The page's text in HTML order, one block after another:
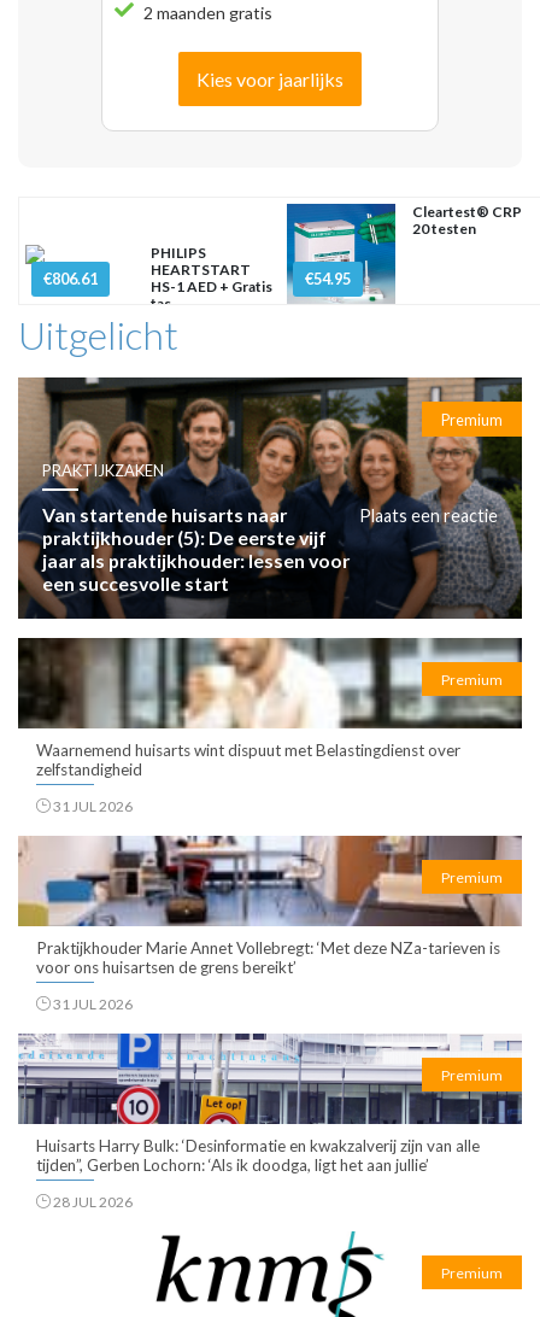
2 maanden gratis
Kies voor jaarlijks
€806.61
PHILIPS
HEARTSTART
HS-1 AED + Gratis
tas
€54.95
Cleartest® CRP
20 testen
Uitgelicht
Premium
PRAKTIJKZAKEN
Van startende huisarts naar
praktijkhouder (5): De eerste vijf
jaar als praktijkhouder: lessen voor
een succesvolle start
Plaats een reactie
Premium
Waarnemend huisarts wint dispuut met Belastingdienst over
zelfstandigheid
31 JUL 2026
Premium
Praktijkhouder Marie Annet Vollebregt: ‘Met deze NZa-tarieven is
voor ons huisartsen de grens bereikt’
31 JUL 2026
Premium
Huisarts Harry Bulk: ‘Desinformatie en kwakzalverij zijn van alle
tijden”, Gerben Lochorn: ‘Als ik doodga, ligt het aan jullie’
28 JUL 2026
Premium